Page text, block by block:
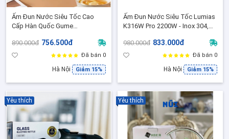
Ấm Đun Nước Siêu Tốc Cao
Cấp Hàn Quốc Gume
Dung tích 1.8L - Bảo Hành 12
Tháng Chính Hãng
890.000đ 756.500đ
Đã bán 0
Hà Nội Giảm 15%
Ấm Đun Nước Siêu Tốc Lumias
K316W Pro 2200W - Inox 304,
Ngắt, Đẹp Như Decor Châu Âu
980.000đ 833.000đ
Đã bán 0
Hà Nội Giảm 15%
Yêu thích Yêu thích